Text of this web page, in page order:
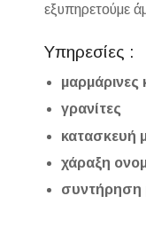
εξυπηρετούμε
Υπηρεσίες :
μαρμάρινες
γρανίτες
κατασκευή
χάραξη
συντήρηση